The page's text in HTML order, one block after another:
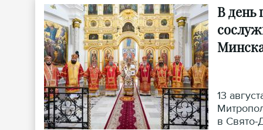
В день
13
в Свято-